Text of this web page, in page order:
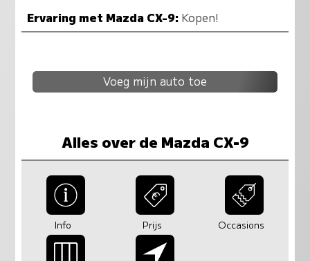
Ervaring met Mazda CX-9: Kopen!
Voeg mijn auto toe
Alles over de Mazda CX-9
Info Prijs Occasions